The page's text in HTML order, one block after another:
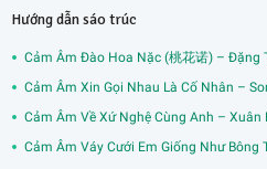
Hướng dẫn sáo trúc
Cảm Âm Đào Hoa Nặc (桃花诺) – Đặng
Cảm Âm Xin Gọi Nhau Là Cố Nhân –
Cảm Âm Về Xứ Nghệ Cùng Anh – Xuân
Cảm Âm Váy Cưới Em Giống Như Bông